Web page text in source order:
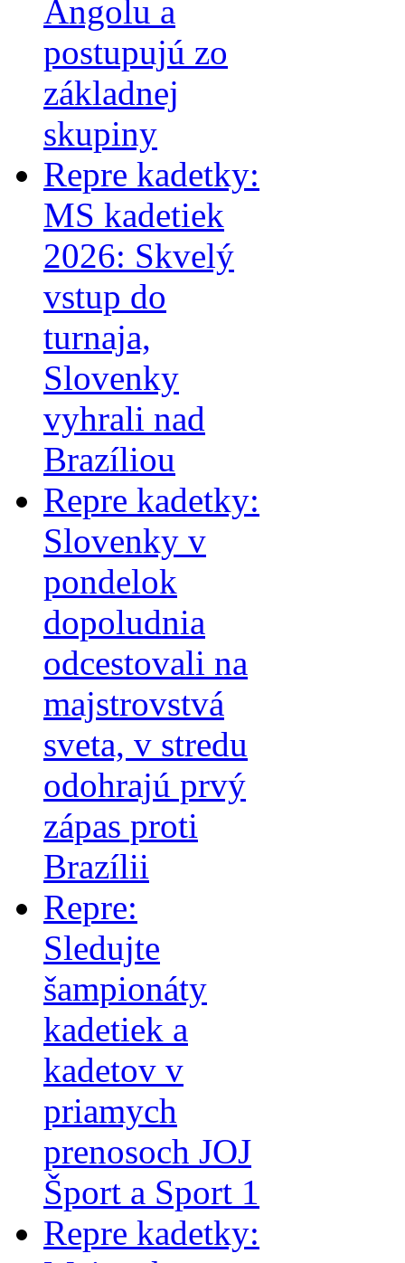
Angolu a
postupujú zo
základnej
skupiny
Repre kadetky:
MS kadetiek
2026: Skvelý
vstup do
turnaja,
Slovenky
vyhrali nad
Brazíliou
Repre kadetky:
Slovenky v
pondelok
dopoludnia
odcestovali na
majstrovstvá
sveta, v stredu
odohrajú prvý
zápas proti
Brazílii
Repre:
Sledujte
šampionáty
kadetiek a
kadetov v
priamych
prenosoch JOJ
Šport a Sport 1
Repre kadetky: